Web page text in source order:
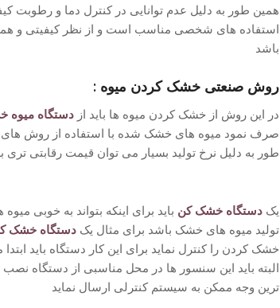
همین طور به دلیل عدم توانایی در کنترل دما و رطوبت
استفاده های شخصی مناسب است و از نظر کیفیتی و
باشد
روش صنعتی خشک کردن میوه :
در این روش از خشک کردن میوه ها باید ازدستگاه میوه
صرف نمود میوه های خشک شده با استفاده از روش های
طور به دلیل نرخ تولید بسیار می توان قیمت رقابتی تری
یک دستگاه خشک کن باید برای اینکه بتواند به خوبی
تولید میوه های خشک باشد برای مثال یکدستگاه خشک
خشک کردن را کنترل نماید برای این کار دستگاه باید
البته باید این سنسور ها در محل مناسبی از دستگاه
ترین وجه ممکن به سیستم کنترلی ارسال نماید